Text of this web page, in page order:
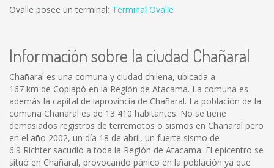
Ovalle posee un terminal: Terminal Ovalle
Información sobre la ciudad Chañaral
Chañaral es una comuna y ciudad chilena, ubicada a
167 km de Copiapó en la Región de Atacama. La comuna es
además la capital de laprovincia de Chañaral. La población de la
comuna Chañaral es de 13 410 habitantes. No se tiene
demasiados registros de terremotos o sismos en Chañaral pero
en el año 2002, un día 18 de abril, un fuerte sismo de
6.9 Richter sacudió a toda la Región de Atacama. El epicentro se
situó en Chañaral, provocando pánico en la población ya que